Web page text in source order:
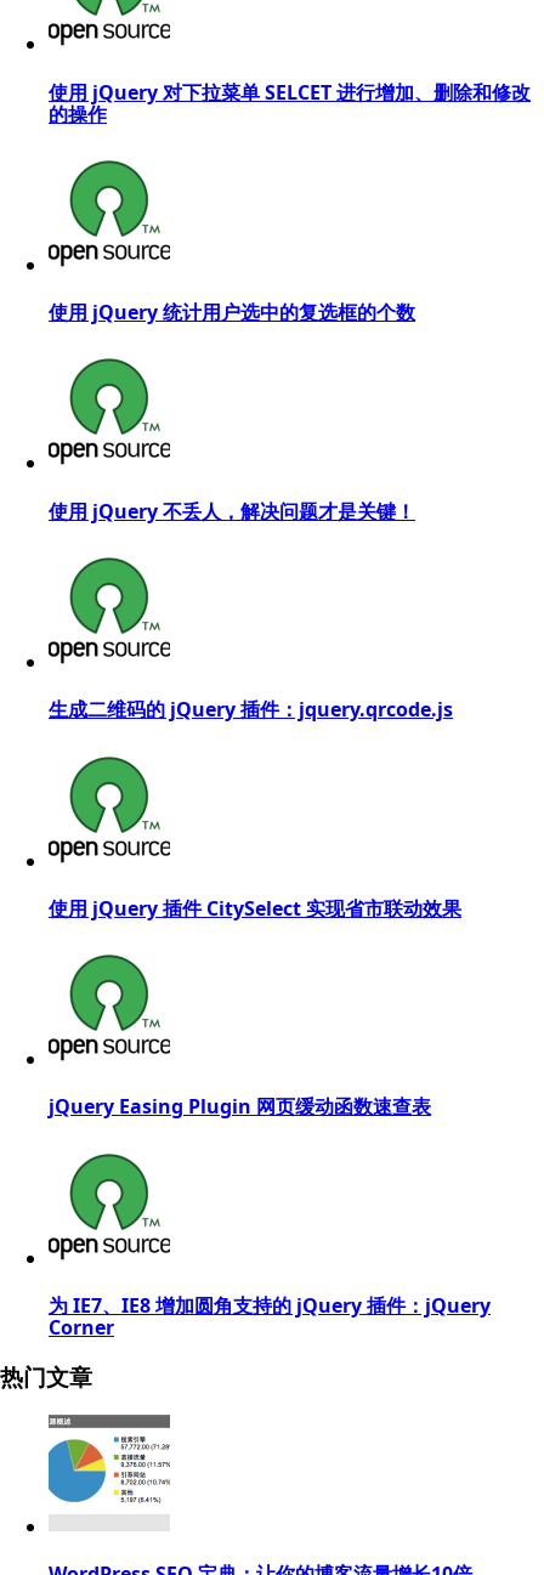
使用 jQuery 对下拉菜单 SELCET 进行增加、删除和修改
的操作
使用 jQuery 统计用户选中的复选框的个数
使用 jQuery 不丢人，解决问题才是关键！
生成二维码的 jQuery 插件：jquery.qrcode.js
使用 jQuery 插件 CitySelect 实现省市联动效果
jQuery Easing Plugin 网页缓动函数速查表
为 IE7、IE8 增加圆角支持的 jQuery 插件：jQuery
Corner
热门文章